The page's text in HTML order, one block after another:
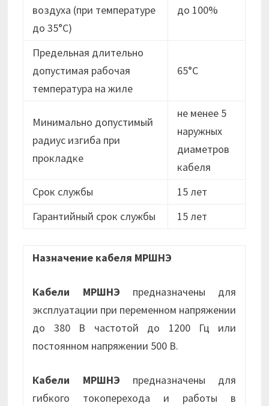
воздуха (при температуре
до 35°С)
до 100%
Предельная длительно
допустимая рабочая
температура на жиле
65°С
Минимально допустимый
радиус изгиба при
прокладке
не менее 5
наружных
диаметров
кабеля
Срок службы
15 лет
Гарантийный срок службы
15 лет
Назначение кабеля МРШНЭ
Кабели МРШНЭ предназначены для
эксплуатации при переменном напряжении
до 380 В частотой до 1200 Гц или
постоянном напряжении 500 В.
Кабели МРШНЭ предназначены для
гибкого токоперехода и работы в